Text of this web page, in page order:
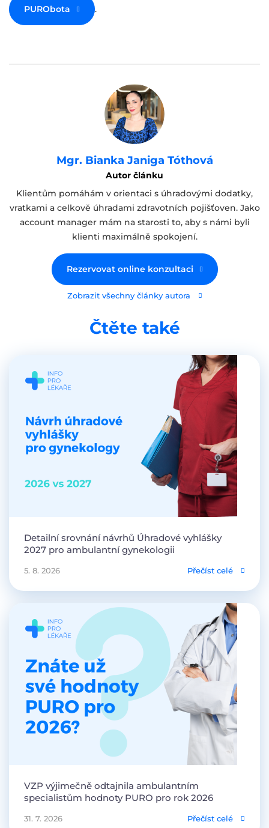
PURObota .
Mgr. Bianka Janiga Tóthová
Autor článku
Klientům pomáhám v orientaci s úhradovými dodatky,
vratkami a celkově úhradami zdravotních pojišťoven. Jako
account manager mám na starosti to, aby s námi byli
klienti maximálně spokojení.
Rezervovat online konzultaci
Zobrazit všechny články autora
Čtěte také
Detailní srovnání návrhů Úhradové vyhlášky
2027 pro ambulantní gynekologii
5. 8. 2026 Přečíst celé
VZP výjimečně odtajnila ambulantním
specialistům hodnoty PURO pro rok 2026
31. 7. 2026 Přečíst celé